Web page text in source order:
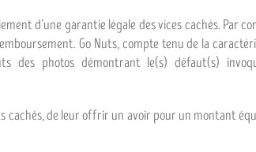
d’une garantie légale des vices cachés.
Go Nuts, compte tenu de la
des photos démontrant le(s) défaut(s)
cachés, de leur offrir un avoir pour un montant